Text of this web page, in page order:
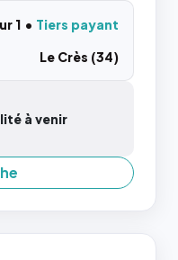
1
Tiers payant
Le Crès (34)
à venir